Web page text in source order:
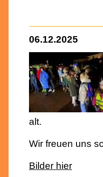
06.12.2025
alt.
Wir freuen uns
Bilder hier